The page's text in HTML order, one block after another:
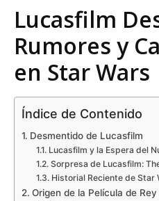
Lucasfilm
Rumores y
en Star Wars
Índice de Contenido
Desmentido de Lucasfilm
Lucasfilm y la Espera del
Sorpresa de Lucasfilm:
Historial Reciente de Star
Origen de la Película de